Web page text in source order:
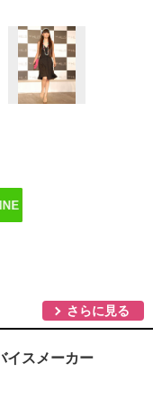
さらに見る
イスメーカー